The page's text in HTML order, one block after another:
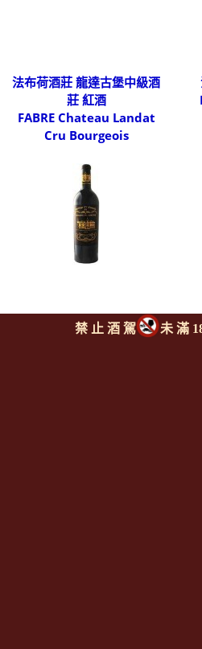
法布荷酒莊 龍達古堡中級酒
莊 紅酒
FABRE Chateau Landat
Cru Bourgeois
禁 止 酒 駕 未 滿